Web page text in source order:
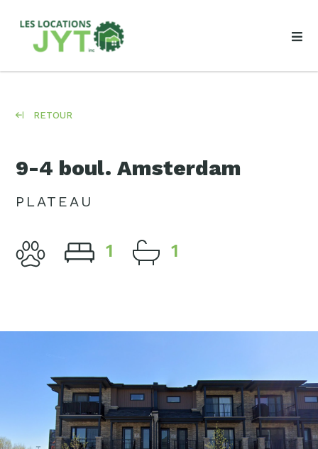
RETOUR
9-4 boul. Amsterdam
PLATEAU
1 1